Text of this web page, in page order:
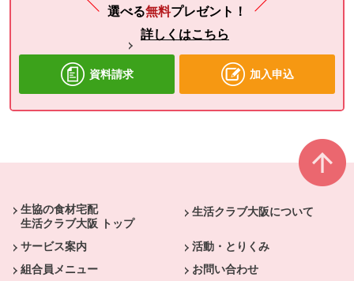
選べる無料プレゼント！
詳しくはこちら
資料請求 加入申込
生協の食材宅配
生活クラブ大阪 トップ
生活クラブ大阪について
サービス案内
活動・とりくみ
組合員メニュー
お問い合わせ